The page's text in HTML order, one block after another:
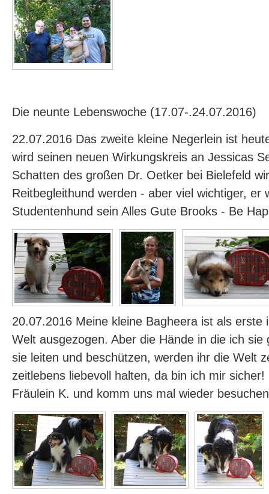
Die neunte Lebenswoche (17.07-.24.07.2016)
22.07.2016 Das zweite kleine Negerlein ist
wird seinen neuen Wirkungskreis an Jessicas
Schatten des großen Dr. Oetker bei Bielefeld
Reitbegleithund werden - aber viel wichtiger, er
Studentenhund sein Alles Gute Brooks - Be
20.07.2016 Meine kleine Bagheera ist als erste
Welt ausgezogen. Aber die Hände in die ich sie
sie leiten und beschützen, werden ihr die Welt
zeitlebens liebevoll halten, da bin ich mir
Fräulein K. und komm uns mal wieder